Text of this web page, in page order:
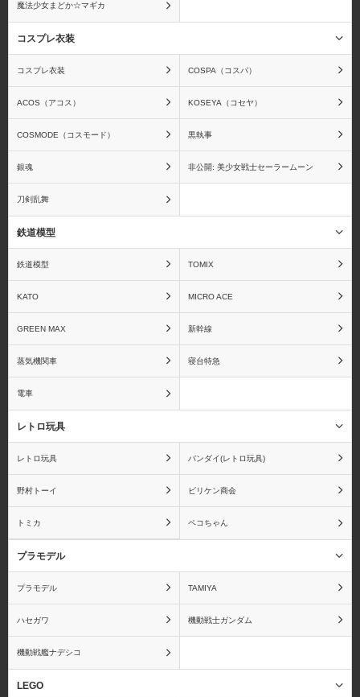
蒼き鋼のアルペジオ 青の祓魔師
アクエリオンEVOL アクセルワールド
アズールレーン
あの夏で待ってる
あの日見た花の名前を僕
達はまだ知らない。
甘城ブリリアントパーク ARIA The NATURAL
暗殺教室 あんさんぶるスターズ！
アンパンマン
IS〈インフィニット・ス
トラトス〉
魔法少女まどか☆マギカ
コスプレ衣装
コスプレ衣装 COSPA（コスパ）
ACOS（アコス） KOSEYA（コセヤ）
COSMODE（コスモード） 黒執事
銀魂 非公開: 美少女戦士セーラームーン
刀剣乱舞
鉄道模型
鉄道模型 TOMIX
KATO MICRO ACE
GREEN MAX 新幹線
蒸気機関車 寝台特急
電車
レトロ玩具
レトロ玩具 バンダイ(レトロ玩具)
野村トーイ ビリケン商会
トミカ ペコちゃん
プラモデル
プラモデル TAMIYA
ハセガワ 機動戦士ガンダム
機動戦艦ナデシコ
LEGO